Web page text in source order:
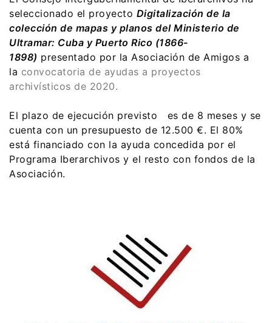
seleccionado el proyecto Digitalización de la
colección de mapas y planos del Ministerio de
Ultramar: Cuba y Puerto Rico (1866-
1898) presentado por la Asociación de Amigos a
la convocatoria de ayudas a proyectos
archivísticos de 2020.
El plazo de ejecución previsto es de 8 meses y se
cuenta con un presupuesto de 12.500 €. El 80%
está financiado con la ayuda concedida por el
Programa Iberarchivos y el resto con fondos de la
Asociación.